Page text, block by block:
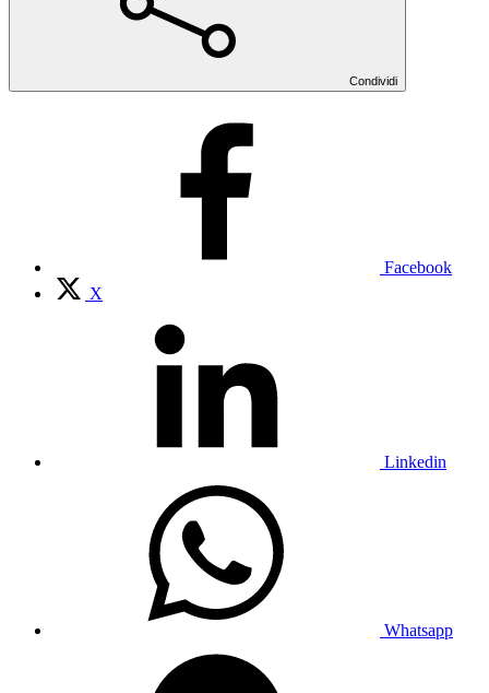
Condividi
Facebook
X
Linkedin
Whatsapp